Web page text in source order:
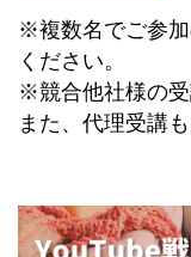
※複数名でご参
ください。
※競合他社様の受
また、代理受講